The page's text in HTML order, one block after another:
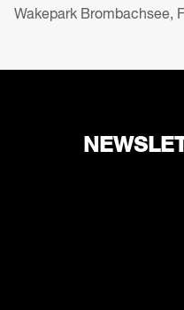
Wakepark Brombachsee,